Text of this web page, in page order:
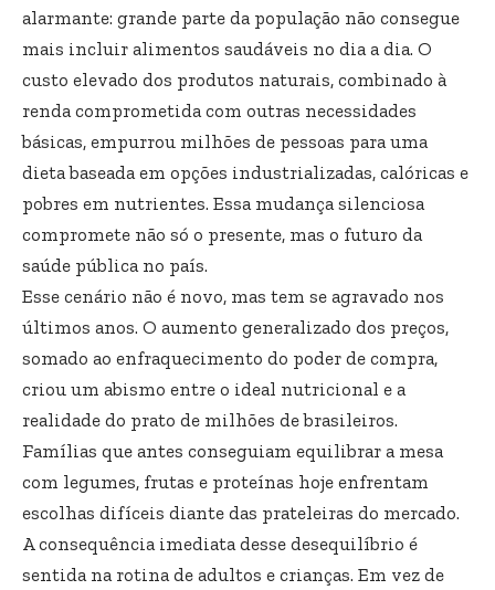
alarmante: grande parte da população não consegue
mais incluir alimentos saudáveis no dia a dia. O
custo elevado dos produtos naturais, combinado à
renda comprometida com outras necessidades
básicas, empurrou milhões de pessoas para uma
dieta baseada em opções industrializadas, calóricas e
pobres em nutrientes. Essa mudança silenciosa
compromete não só o presente, mas o futuro da
saúde pública no país.
Esse cenário não é novo, mas tem se agravado nos
últimos anos. O aumento generalizado dos preços,
somado ao enfraquecimento do poder de compra,
criou um abismo entre o ideal nutricional e a
realidade do prato de milhões de brasileiros.
Famílias que antes conseguiam equilibrar a mesa
com legumes, frutas e proteínas hoje enfrentam
escolhas difíceis diante das prateleiras do mercado.
A consequência imediata desse desequilíbrio é
sentida na rotina de adultos e crianças. Em vez de